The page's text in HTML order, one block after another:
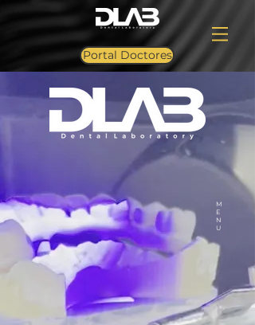
Portal Doctores
M
E
N
U